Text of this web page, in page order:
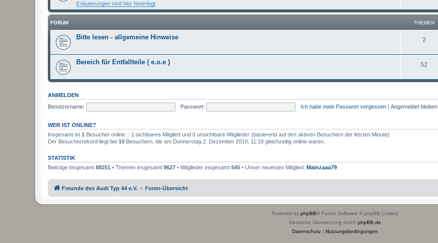
Erläuterungen sind hier hinterlegt
FORUM THEMEN
Bitte lesen - allgemeine Hinweise 2
Bereich für Entfallteile ( e.o.e ) 52
ANMELDEN
Benutzername:
Passwort: Ich habe mein Passwort vergessen | Angemeldet bleiben
WER IST ONLINE?
Insgesamt ist 1 Besucher online :: 1 sichtbares Mitglied und 0 unsichtbare Mitglieder (basierend auf den aktiven Besuchern der letzten Minute)
Der Besucherrekord liegt bei 10 Besuchern, die am Donnerstag 2. Dezember 2010, 11:18 gleichzeitig online waren.
STATISTIK
Beiträge insgesamt 88251 • Themen insgesamt 9627 • Mitglieder insgesamt 545 • Unser neuestes Mitglied: Mainzaaa79
Freunde des Audi Typ 44 e.V. Foren-Übersicht
Powered by phpBB® Forum Software © phpBB Limited
Deutsche Übersetzung durch phpBB.de
Datenschutz| Nutzungsbedingungen